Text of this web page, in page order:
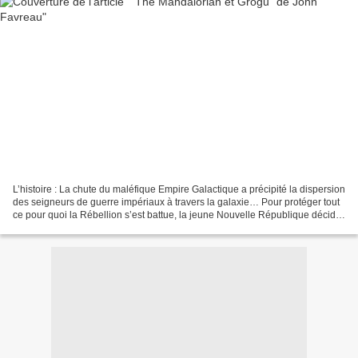
L’histoire : La chute du maléfique Empire Galactique a précipité la dispersion
des seigneurs de guerre impériaux à travers la galaxie… Pour protéger tout
ce pour quoi la Rébellion s’est battue, la jeune Nouvelle République décide